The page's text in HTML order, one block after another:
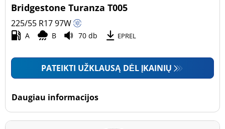
Bridgestone Turanza T005
225/55 R1797W
A B 70 db EPREL
PATEIKTI UŽKLAUSĄ DĖL ĮKAINIŲ
Daugiau informacijos